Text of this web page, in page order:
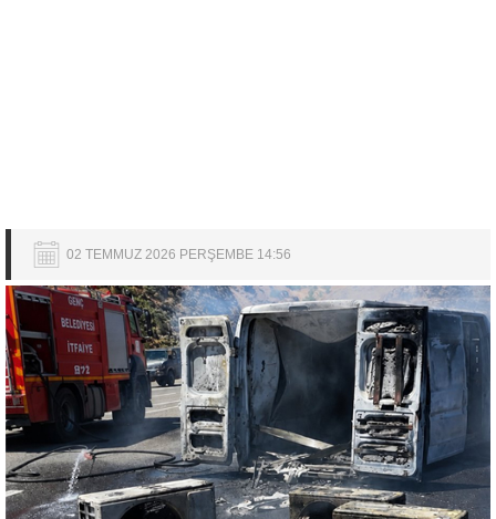
02 TEMMUZ 2026 PERŞEMBE 14:56